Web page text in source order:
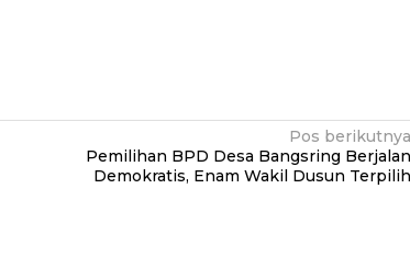
Pos berikutnya
Pemilihan BPD Desa Bangsring Berjalan
Demokratis, Enam Wakil Dusun Terpilih